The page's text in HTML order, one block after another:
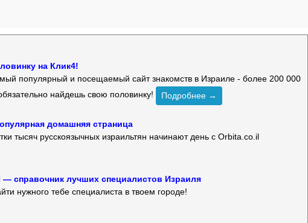
на Клик4!
популярный и посещаемый сайт знакомств в Израиле - более 200 000
найдешь свою половинку!
Подробнее →
домашняя страница
тысяч русскоязычных израильтян начинают день с Orbita.co.il
справочник лучших специалистов Израиля
нужного тебе специалиста в твоем городе!